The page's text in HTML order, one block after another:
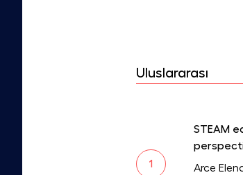
Uluslararası
1
STEAM
Arce